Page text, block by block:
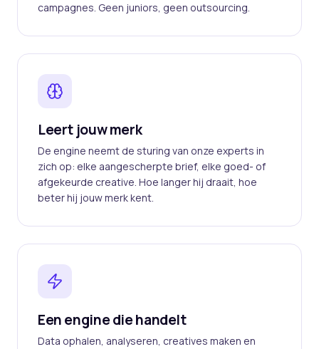
campagnes. Geen juniors, geen outsourcing.
Leert jouw merk
De engine neemt de sturing van onze experts in
zich op: elke aangescherpte brief, elke goed- of
afgekeurde creative. Hoe langer hij draait, hoe
beter hij jouw merk kent.
Een engine die handelt
Data ophalen, analyseren, creatives maken en